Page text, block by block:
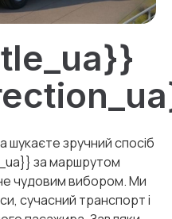
шукаєте зручний спосіб
за маршрутом
чудовим вибором. Ми
сучасний транспорт і